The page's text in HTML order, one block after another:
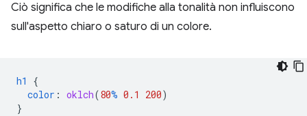
Ciò significa che le modifiche alla tonalità non influiscono
sull'aspetto chiaro o saturo di un colore.
h1
{
color : oklch(80% 0.1 200)
}